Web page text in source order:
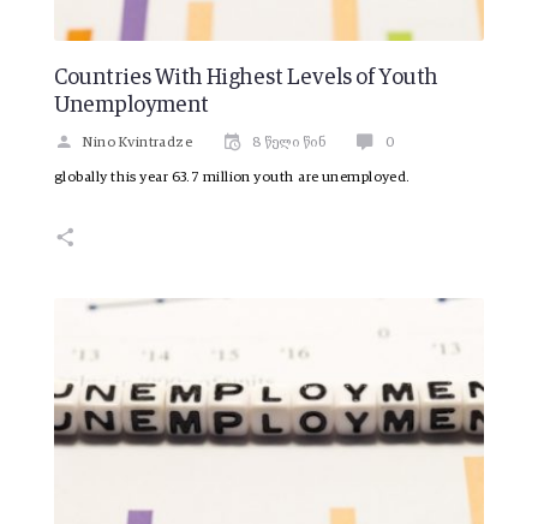
Countries With Highest Levels of Youth
Unemployment
Nino Kvintradze 8 წელი წინ 0
globally this year 63.7 million youth are unemployed.